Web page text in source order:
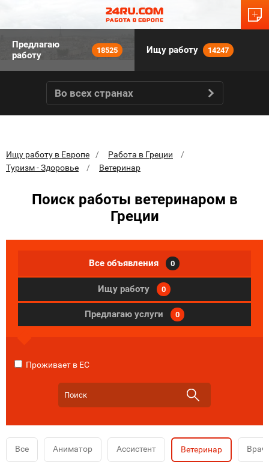
Предлагаю
работу
18525 Ищу работу 14247
Во всех странах
Ищу работу в Европе
Работа в Греции
Туризм - Здоровье
Ветеринар
Поиск работы ветеринаром в
Греции
Все объявления 0
Ищу работу 0
Предлагаю услуги 0
Проживает в ЕС
Все Аниматор Ассистент Ветеринар Врач